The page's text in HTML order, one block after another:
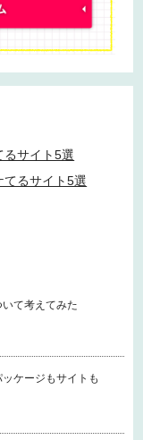
るサイト5選
るサイト5選
て考えてみた
ッケージもサイトも